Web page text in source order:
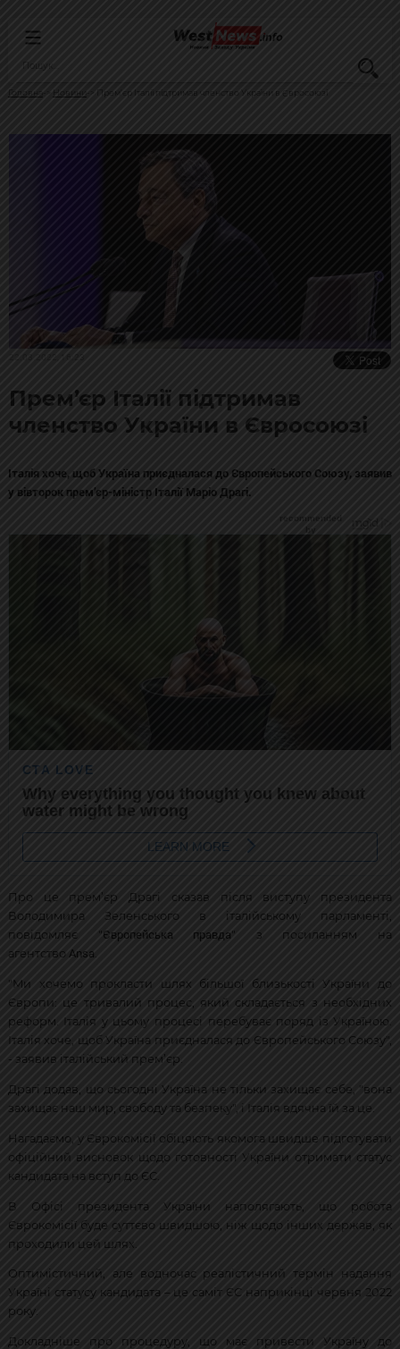
Головна Новини Прем’єр Італії підтримав членство України в Євросоюзі
Прем’єр Італії підтримав
членство України в Євросоюзі
Італія хоче, щоб Україна приєдналася до Європейського Союзу, заявив
у вівторок прем’єр-міністр Італії Маріо Драгі.
Про це прем’єр Драгі сказав після виступу президента
Володимира Зеленського в італійському парламенті,
повідомляє "Європейська правда" з посиланням на
агентство Ansa.
"Ми хочемо прокласти шлях більшої близькості України до
Європи: це тривалий процес, який складається з необхідних
реформ. Італія у цьому процесі перебуває поряд із Україною.
Італія хоче, щоб Україна приєдналася до Європейського Союзу",
- заявив італійський прем’єр.
Драгі додав, що сьогодні Україна не тільки захищає себе, "вона
захищає наш мир, свободу та безпеку", і Італія вдячна їй за це.
Нагадаємо, у Єврокомісії обіцяють якомога швидше підготувати
офіційний висновок щодо готовності України отримати статус
кандидата на вступ до ЄС.
В Офісі президента України наполягають, що робота
Єврокомісії буде суттєво швидшою, ніж щодо інших держав, як
проходили цей шлях.
Оптимістичний, але водночас реалістичний термін надання
Україні статусу кандидата – це саміт ЄС наприкінці червня 2022
року.
Докладніше про процедуру, що має привести Україну до